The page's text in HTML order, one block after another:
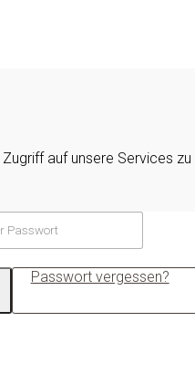
auf unsere Services zu
Passwort vergessen?